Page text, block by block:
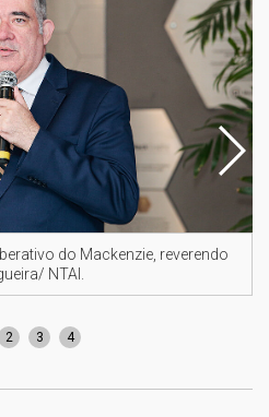
do Mackenzie, reverendo
NTAI.
2 3 4